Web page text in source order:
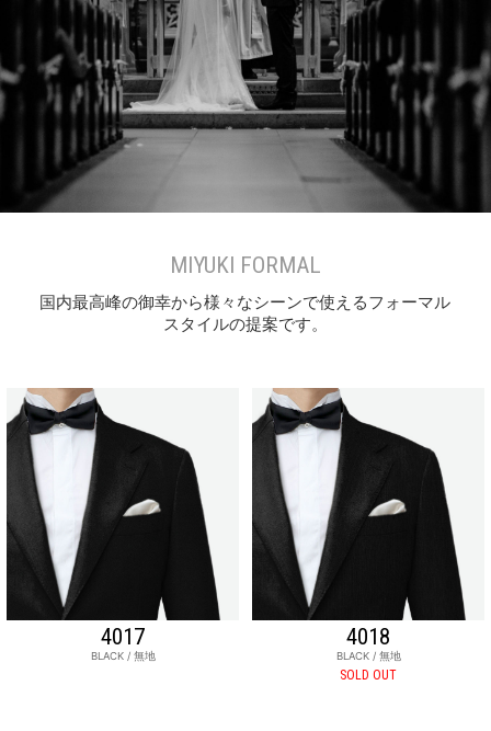
MIYUKI FORMAL
国内最高峰の御幸から様々なシーンで使えるフォーマル
スタイルの提案です。
4017
BLACK / 無地
4018
BLACK / 無地
SOLD OUT